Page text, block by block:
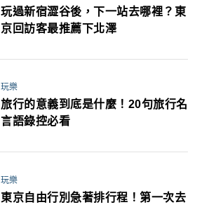
玩過新宿澀谷後，下一站去哪裡？東
京回訪客最推薦下北澤
玩樂
旅行的意義到底是什麼！20句旅行名
言語錄控必看
玩樂
東京自由行別急著排行程！第一次去